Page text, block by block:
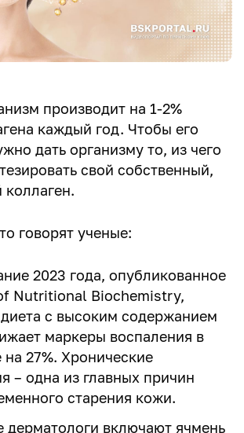
производит на 1-2%
каждый год. Чтобы его
дать организму то, из чего
свой собственный,
коллаген.
говорят ученые:
2023 года, опубликованное
Nutritional Biochemistry,
с высоким содержанием
маркеры воспаления в
на 27%. Хронические
– одна из главных причин
старения кожи.
дерматологи включают ячмень